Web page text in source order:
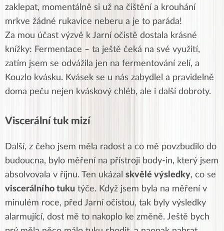
zaklepat, momentálně si už na čištění a krouhání
mrkve žádné rukavice neberu a je to paráda!
Za mou účast výzvě k Jarní očistě dostala krásné
knížky: Fermentace – ta ještě čeká na své využití,
zatím jsem se odvážila jen na fermentování zelí, a
Kouzlo kvásku. Kvásek se u nás zabydlel a pravidelně
doma peču nejen kváskový chléb, ale i další dobroty.
Viscerální tuk mizí
Další, z čeho jsem měla radost a co mě povzbudilo do
budoucna, bylo měření na přístroji body-in, který jsem
absolvovala v říjnu. Ten ukázal skvělé výsledky, co se
viscerálního tuku týče. Když jsem byla na měření v
minulém roce, před Jarní očistou, tak byly výsledky
alarmující, dost mě to nakoplo ke změně. Ještě bych